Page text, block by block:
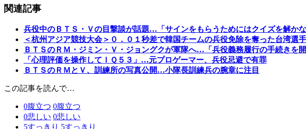
関連記事
兵役中のＢＴＳ・Ｖの目撃談が話題…「サインをもらうためにはクイズを解かな
＜杭州アジア競技大会＞０．０１秒差で韓国チームの兵役免除を奪った台湾選
ＢＴＳのＲＭ・ジミン・Ｖ・ジョングクが軍隊へ…「兵役義務履行の手続きを開
「心理評価を操作してＩＱ５３」…元プロゲーマー、兵役忌避で有罪
ＢＴＳのＲＭとＶ、訓練所の写真公開…小隊長訓練兵の腕章に注目
この記事を読んで…
0腹立つ 0腹立つ
0悲しい 0悲しい
5すっきり 5すっきり